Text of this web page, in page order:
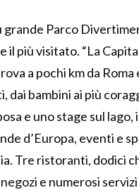
grande Parco
il più visitato. “La
a pochi km da
dai bambini ai più
e uno stage sul lago,
d’Europa, eventi e
Tre ristoranti, dodici
e numerosi servizi